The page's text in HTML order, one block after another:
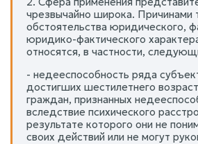
чрезвычайно широка. Причинами
обстоятельства юридического,
юридико-фактического
относятся, в частности,
- недееспособность ряда
достигших шестилетнего
граждан, признанных
вследствие психического
результате которого они не
своих действий или не могут